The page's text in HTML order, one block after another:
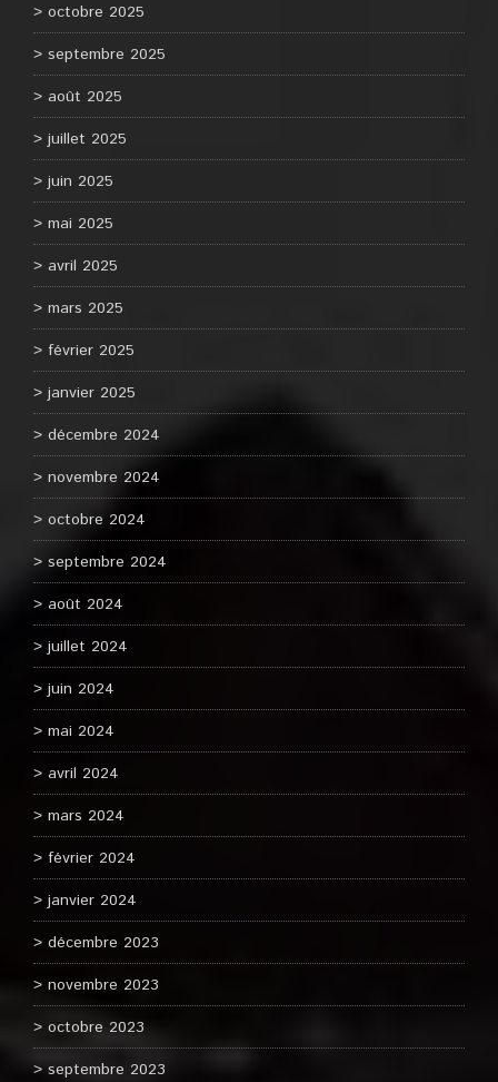
octobre 2025
septembre 2025
août 2025
juillet 2025
juin 2025
mai 2025
avril 2025
mars 2025
février 2025
janvier 2025
décembre 2024
novembre 2024
octobre 2024
septembre 2024
août 2024
juillet 2024
juin 2024
mai 2024
avril 2024
mars 2024
février 2024
janvier 2024
décembre 2023
novembre 2023
octobre 2023
septembre 2023